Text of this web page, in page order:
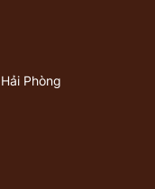
Phòng